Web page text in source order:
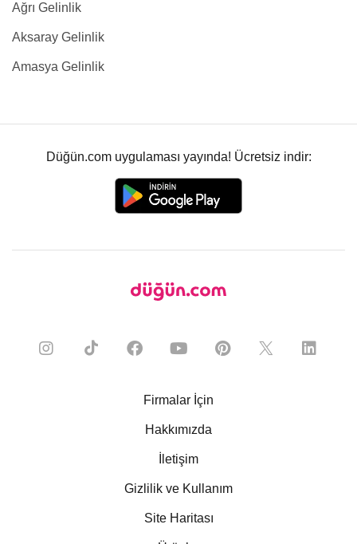
Ağrı Gelinlik
Aksaray Gelinlik
Amasya Gelinlik
Düğün.com uygulaması yayında! Ücretsiz indir:
Firmalar İçin
Hakkımızda
İletişim
Gizlilik ve Kullanım
Site Haritası